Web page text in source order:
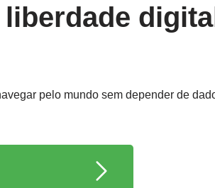
pelo mundo sem depender de